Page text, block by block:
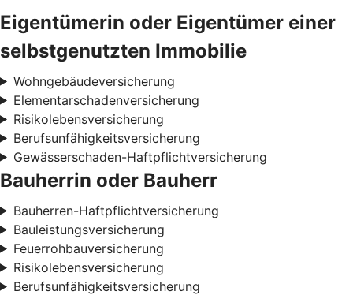
Eigentümerin oder Eigentümer einer
selbstgenutzten Immobilie
Wohngebäudeversicherung
Elementarschadenversicherung
Risikolebensversicherung
Berufsunfähigkeitsversicherung
Gewässerschaden-Haftpflichtversicherung
Bauherrin oder Bauherr
Bauherren-Haftpflichtversicherung
Bauleistungsversicherung
Feuerrohbauversicherung
Risikolebensversicherung
Berufsunfähigkeitsversicherung